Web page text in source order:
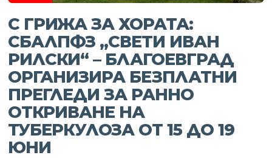
С ГРИЖА ЗА ХОРАТА:
СБАЛПФЗ „СВЕТИ ИВАН
РИЛСКИ“ – БЛАГОЕВГРАД
ОРГАНИЗИРА БЕЗПЛАТНИ
ПРЕГЛЕДИ ЗА РАННО
ОТКРИВАНЕ НА
ТУБЕРКУЛОЗА ОТ 15 ДО 19
ЮНИ